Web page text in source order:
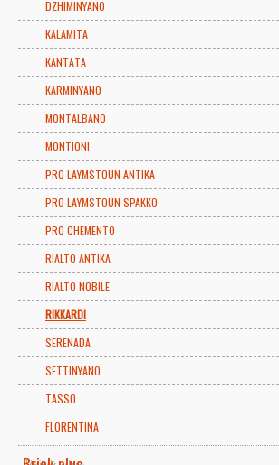
DZHIMINYANO
KALAMITA
KANTATA
KARMINYANO
MONTALBANO
MONTIONI
PRO LAYMSTOUN ANTIKA
PRO LAYMSTOUN SPAKKO
PRO CHEMENTO
RIALTO ANTIKA
RIALTO NOBILE
RIKKARDI
SERENADA
SETTINYANO
TASSO
FLORENTINA